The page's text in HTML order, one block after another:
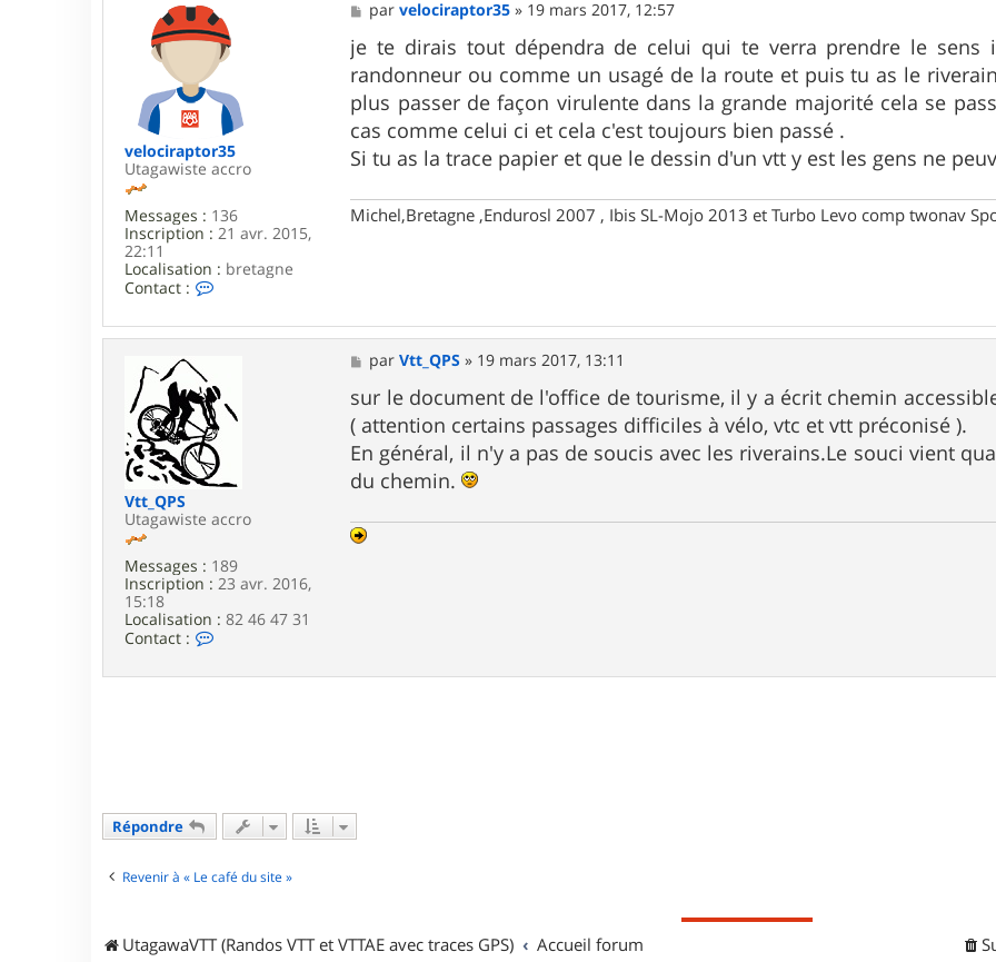
t
e
r
V
t
t
_
Q
P
S
velociraptor35
Utagawiste accro
Messages : 136
Inscription : 21 avr. 2015,
22:11
Localisation : bretagne
Contact :
t
t
e
r
e
l
c
a
p
o
5
M
e
s
s
a
g
e
parvelociraptor35 » 19 mars 2017, 12:57
je te dirais tout dépendra de celui qui te verra prendre le
randonneur ou comme un usagé de la route et puis tu as le
plus passer de façon virulente dans la grande majorité cela se
cas comme celui ci et cela c'est toujours bien passé .
Si tu as la trace papier et que le dessin d'un vtt y est les gens ne
Michel,Bretagne ,Endurosl 2007 , Ibis SL-Mojo 2013 et Turbo Levo comp twonav
Vtt_QPS
Utagawiste accro
Messages : 189
Inscription : 23 avr. 2016,
15:18
Localisation : 82 46 47 31
Contact :
t
P
M
e
s
s
a
g
e
parVtt_QPS » 19 mars 2017, 13:11
sur le document de l'office de tourisme, il y a écrit chemin
( attention certains passages difficiles à vélo, vtc et vtt préconisé ).
En général, il n'y a pas de soucis avec les riverains.Le souci vient
du chemin.
Répondre
Revenir à « Le café du site »
UtagawaVTT (Randos VTT et VTTAE avec traces GPS) Accueil forum